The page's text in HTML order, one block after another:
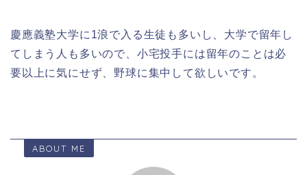
慶應義塾大学に1浪で入る生徒も多いし、大学で留年し
てしまう人も多いので、小宅投手には留年のことは必
要以上に気にせず、野球に集中して欲しいです。
ABOUT ME